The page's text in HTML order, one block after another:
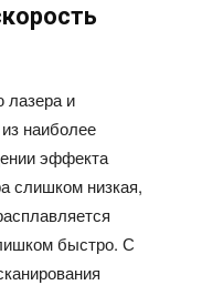
и
наиболее
эффекта
слишком низкая,
быстро. С